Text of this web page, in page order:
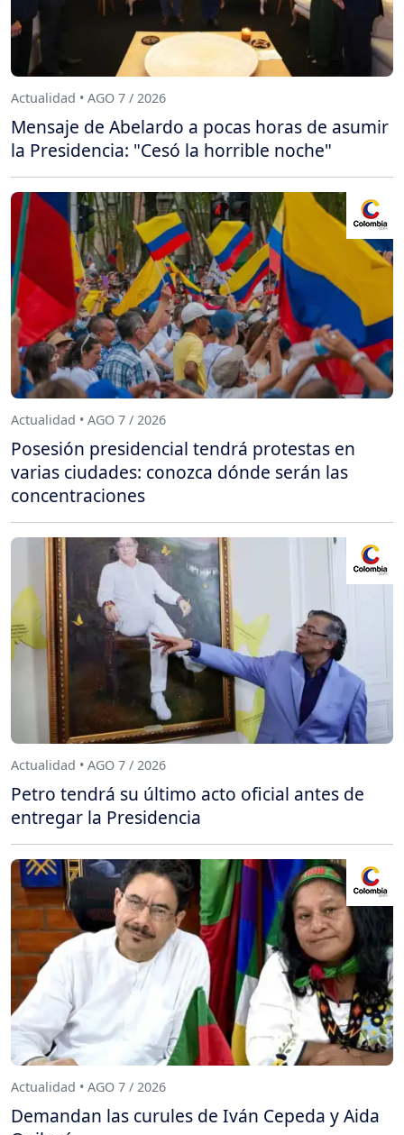
Actualidad • AGO 7 / 2026
Mensaje de Abelardo a pocas horas de asumir
la Presidencia: "Cesó la horrible noche"
Actualidad • AGO 7 / 2026
Posesión presidencial tendrá protestas en
varias ciudades: conozca dónde serán las
concentraciones
Actualidad • AGO 7 / 2026
Petro tendrá su último acto oficial antes de
entregar la Presidencia
Actualidad • AGO 7 / 2026
Demandan las curules de Iván Cepeda y Aida